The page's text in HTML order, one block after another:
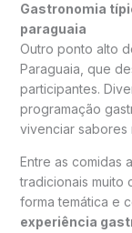
Gastronomia
paraguaia
Outro ponto alto
Paraguaia, que
participantes.
programação
vivenciar sabores
Entre as comidas
tradicionais muito
forma temática e
experiência